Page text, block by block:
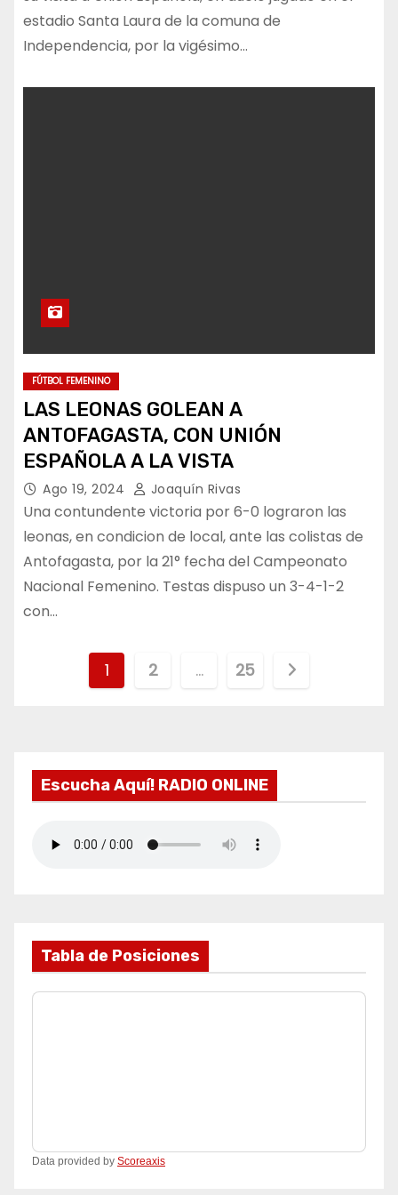
estadio Santa Laura de la comuna de
Independencia, por la vigésimo…
FÚTBOL FEMENINO
LAS LEONAS GOLEAN A
ANTOFAGASTA, CON UNIÓN
ESPAÑOLA A LA VISTA
Ago 19, 2024 Joaquín Rivas
Una contundente victoria por 6-0 lograron las
leonas, en condicion de local, ante las colistas de
Antofagasta, por la 21° fecha del Campeonato
Nacional Femenino. Testas dispuso un 3-4-1-2
con…
i
a
i
ó
n
1 2 … 25
Escucha Aquí! RADIO ONLINE
Tabla de Posiciones
Data provided by Scoreaxis